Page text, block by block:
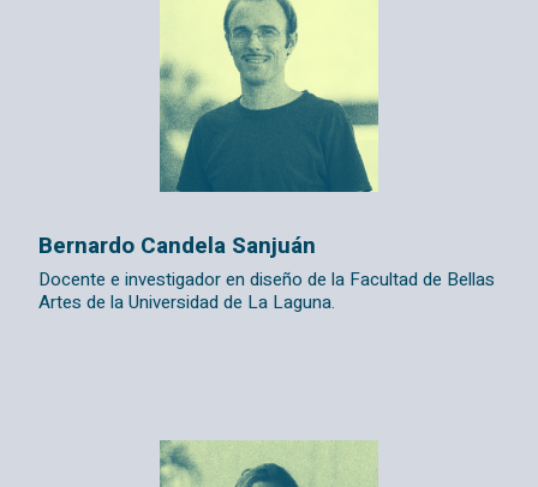
Bernardo Candela Sanjuán
Docente e investigador en diseño de la Facultad de Bellas
Artes de la Universidad de La Laguna.